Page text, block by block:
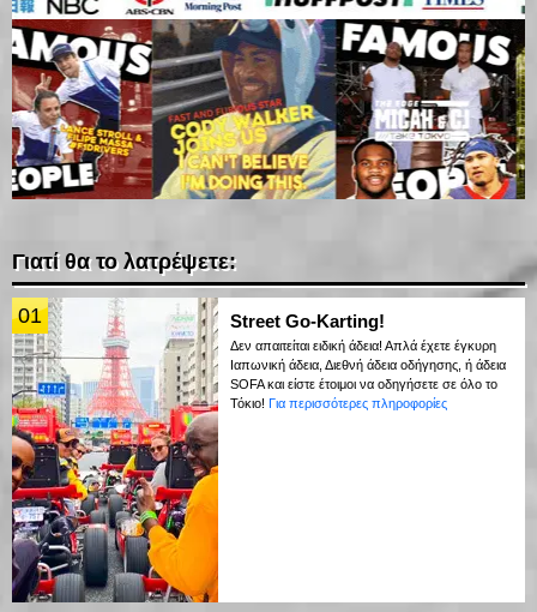
Γιατί θα το λατρέψετε:
01 Street Go-Karting!
Δεν απαιτείται ειδική άδεια! Απλά έχετε έγκυρη
Ιαπωνική άδεια, Διεθνή άδεια οδήγησης, ή άδεια
SOFA και είστε έτοιμοι να οδηγήσετε σε όλο το
Τόκιο! Για περισσότερες πληροφορίες